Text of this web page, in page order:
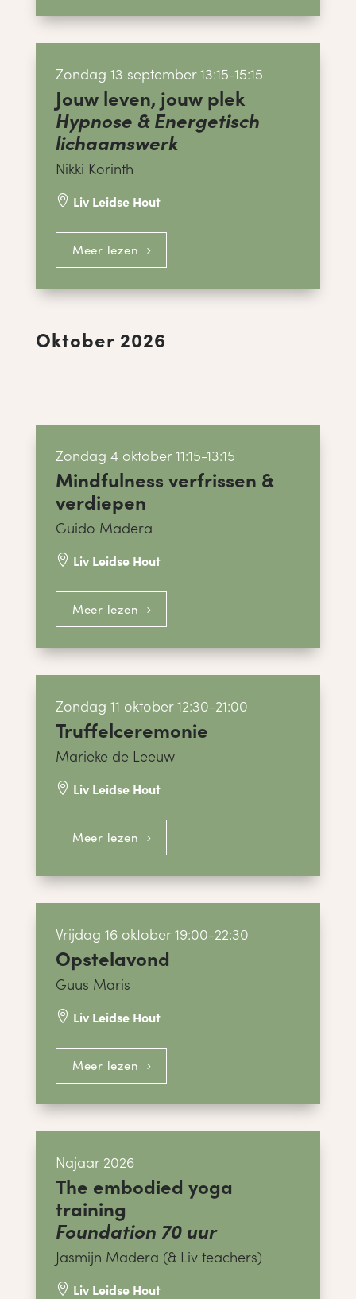
Zondag 13 september 13:15-15:15
Jouw leven, jouw plek
Hypnose & Energetisch
lichaamswerk
Nikki Korinth
 Liv Leidse Hout
Meer lezen
Oktober 2026
Zondag 4 oktober 11:15-13:15
Mindfulness verfrissen &
verdiepen
Guido Madera
 Liv Leidse Hout
Meer lezen
Zondag 11 oktober 12:30-21:00
Truffelceremonie
Marieke de Leeuw
 Liv Leidse Hout
Meer lezen
Vrijdag 16 oktober 19:00-22:30
Opstelavond
Guus Maris
 Liv Leidse Hout
Meer lezen
Najaar 2026
The embodied yoga
training
Foundation 70 uur
Jasmijn Madera (& Liv teachers)
 Liv Leidse Hout